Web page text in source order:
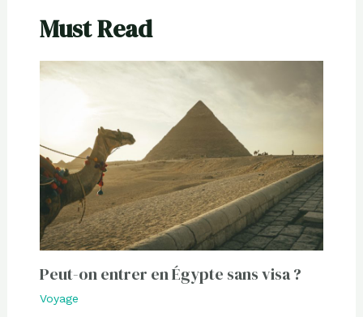
Must Read
Peut-on entrer en Égypte sans visa ?
Voyage